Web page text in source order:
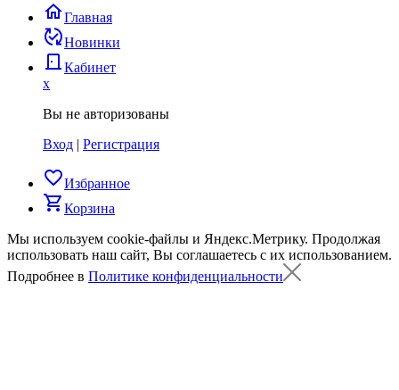
homeГлавная
published_with_changesНовинки
door_back Кабинет
x
Вы не авторизованы
Вход | Регистрация
favorite_borderИзбранное
shopping_cartКорзина
Мы используем cookie-файлы и Яндекс.Метрику. Продолжая
использовать наш сайт, Вы соглашаетесь с их использованием.
Подробнее в Политике конфиденциальности